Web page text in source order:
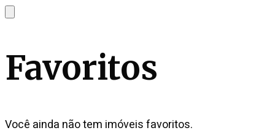
Favoritos
Você ainda não tem imóveis favoritos.